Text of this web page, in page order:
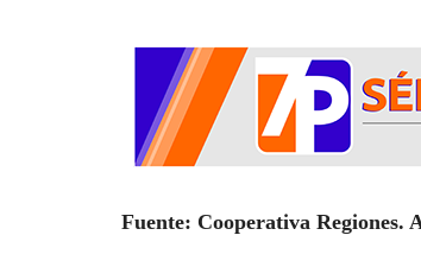
Fuente: Cooperativa Regiones.